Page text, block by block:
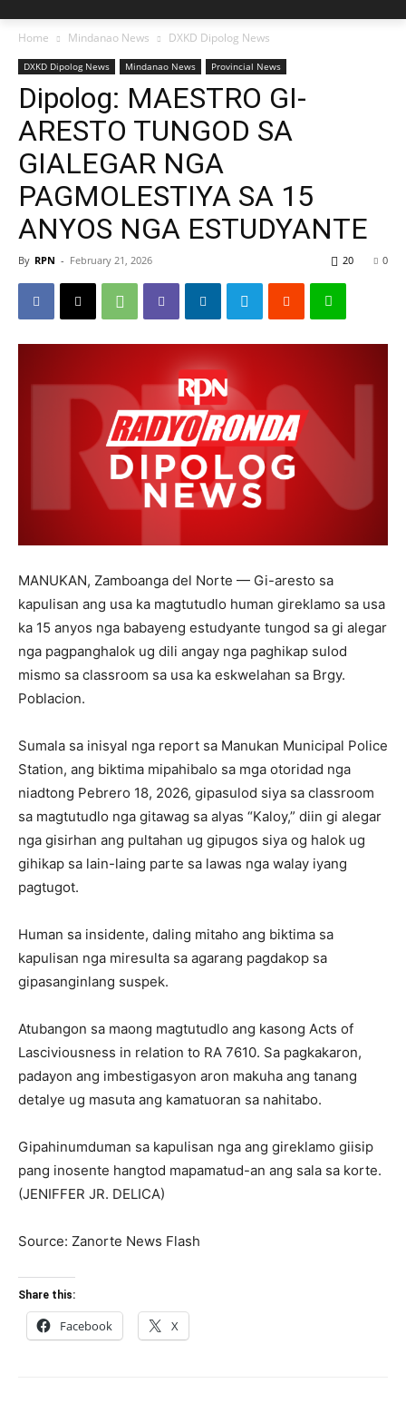
Home Mindanao News DXKD Dipolog News
DXKD Dipolog News Mindanao News Provincial News
Dipolog: MAESTRO GI-
ARESTO TUNGOD SA
GIALEGAR NGA
PAGMOLESTIYA SA 15
ANYOS NGA ESTUDYANTE
By RPN - February 21, 2026 0
20
MANUKAN, Zamboanga del Norte — Gi-aresto sa
kapulisan ang usa ka magtutudlo human gireklamo sa usa
ka 15 anyos nga babayeng estudyante tungod sa gi alegar
nga pagpanghalok ug dili angay nga paghikap sulod
mismo sa classroom sa usa ka eskwelahan sa Brgy.
Poblacion.
Sumala sa inisyal nga report sa Manukan Municipal Police
Station, ang biktima mipahibalo sa mga otoridad nga
niadtong Pebrero 18, 2026, gipasulod siya sa classroom
sa magtutudlo nga gitawag sa alyas “Kaloy,” diin gi alegar
nga gisirhan ang pultahan ug gipugos siya og halok ug
gihikap sa lain-laing parte sa lawas nga walay iyang
pagtugot.
Human sa insidente, daling mitaho ang biktima sa
kapulisan nga miresulta sa agarang pagdakop sa
gipasanginlang suspek.
Atubangon sa maong magtutudlo ang kasong Acts of
Lasciviousness in relation to RA 7610. Sa pagkakaron,
padayon ang imbestigasyon aron makuha ang tanang
detalye ug masuta ang kamatuoran sa nahitabo.
Gipahinumduman sa kapulisan nga ang gireklamo giisip
pang inosente hangtod mapamatud-an ang sala sa korte.
(JENIFFER JR. DELICA)
Source: Zanorte News Flash
Share this:
Facebook X